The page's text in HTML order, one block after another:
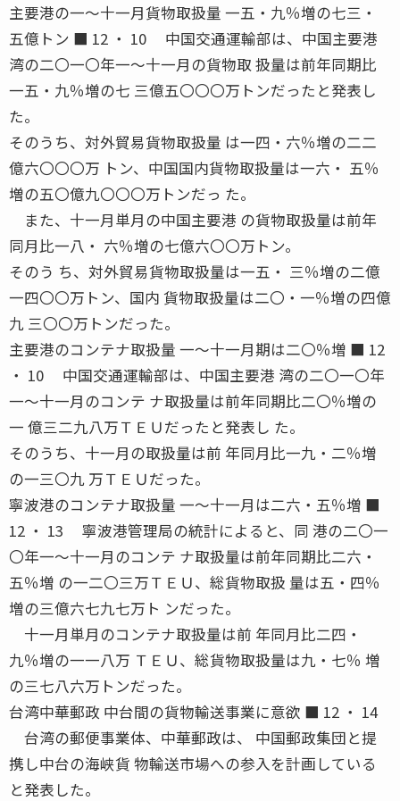
主要港の一〜十一月貨物取扱量 一五・九％増の七三・
五億トン ■ 12 ・ 10 中国交通運輸部は、中国主要港
湾の二〇一〇年一〜十一月の貨物取 扱量は前年同期比
一五・九％増の七 三億五〇〇〇万トンだったと発表し
た。
そのうち、対外貿易貨物取扱量 は一四・六％増の二二
億六〇〇〇万 トン、中国国内貨物取扱量は一六・ 五％
増の五〇億九〇〇〇万トンだっ た。
また、十一月単月の中国主要港 の貨物取扱量は前年
同月比一八・ 六％増の七億六〇〇万トン。
そのう ち、対外貿易貨物取扱量は一五・ 三％増の二億
一四〇〇万トン、国内 貨物取扱量は二〇・一％増の四億
九 三〇〇万トンだった。
主要港のコンテナ取扱量 一〜十一月期は二〇％増 ■ 12
・ 10 中国交通運輸部は、中国主要港 湾の二〇一〇年
一〜十一月のコンテ ナ取扱量は前年同期比二〇％増の
一 億三二九八万ＴＥＵだったと発表し た。
そのうち、十一月の取扱量は前 年同月比一九・二％増
の一三〇九 万ＴＥＵだった。
寧波港のコンテナ取扱量 一〜十一月は二六・五％増 ■
12 ・ 13 寧波港管理局の統計によると、同 港の二〇一
〇年一〜十一月のコンテ ナ取扱量は前年同期比二六・
五％増 の一二〇三万ＴＥＵ、総貨物取扱 量は五・四％
増の三億六七九七万ト ンだった。
十一月単月のコンテナ取扱量は前 年同月比二四・
九％増の一一八万 ＴＥＵ、総貨物取扱量は九・七％ 増
の三七八六万トンだった。
台湾中華郵政 中台間の貨物輸送事業に意欲 ■ 12 ・ 14
台湾の郵便事業体、中華郵政は、 中国郵政集団と提
携し中台の海峡貨 物輸送市場への参入を計画している
と発表した。